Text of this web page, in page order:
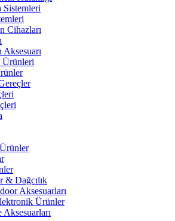
Sistemleri
Cihazları
Ürünleri
& Dağcılık
Aksesuarları
Ürünler